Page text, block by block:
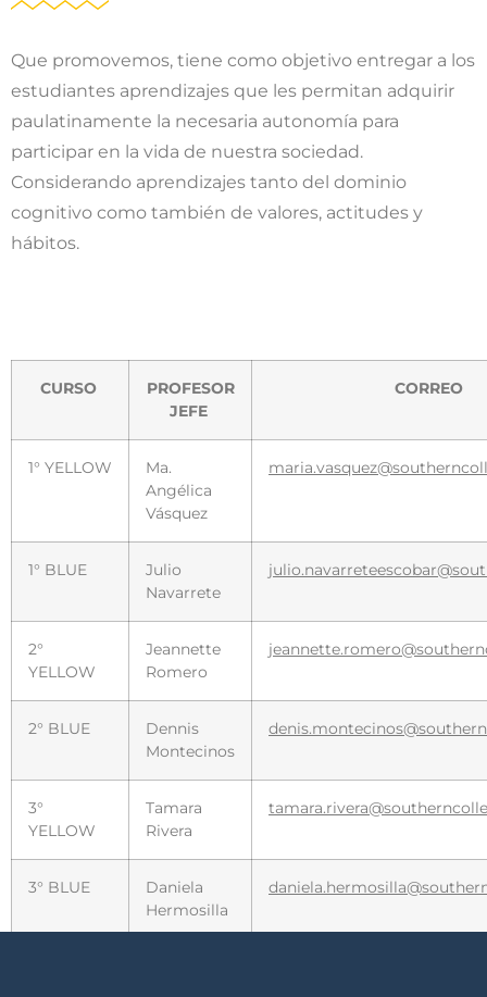
Que promovemos, tiene como objetivo entregar a los
estudiantes aprendizajes que les permitan adquirir
paulatinamente la necesaria autonomía para
participar en la vida de nuestra sociedad.
Considerando aprendizajes tanto del dominio
cognitivo como también de valores, actitudes y
hábitos.
CURSO
PROFESOR
JEFE
CORREO
1° YELLOW
Ma.
Angélica
Vásquez
1° BLUE
Julio
Navarrete
2°
YELLOW
Jeannette
Romero
2° BLUE
Dennis
Montecinos
3°
YELLOW
Tamara
Rivera
3° BLUE
Daniela
Hermosilla